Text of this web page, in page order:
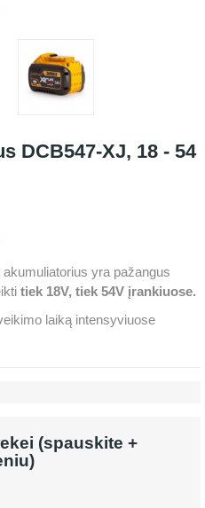
DCB547-XJ, 18 - 54
yra pažangus
tiek 18V, tiek 54V įrankiuose.
laiką intensyviuose
(spauskite +